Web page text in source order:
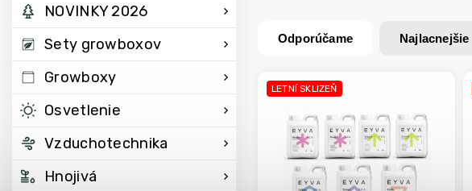
NOVINKY 2026
Sety growboxov
Growboxy
Osvetlenie
Vzduchotechnika
Hnojivá
Odporúčame Najlacnejšie
LETNÍ SKLIZEŇ